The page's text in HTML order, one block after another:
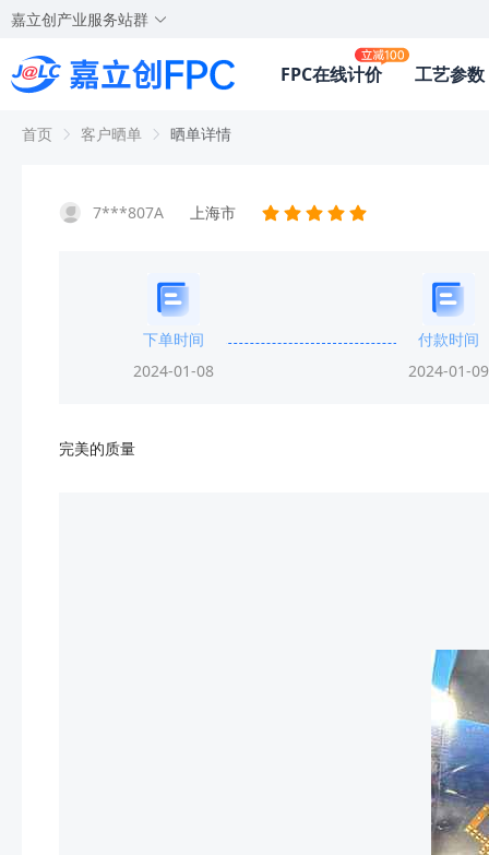
嘉立创产业服务站群
FPC在线计价 工艺参数
首页 客户晒单 晒单详情
7***807A 上海市
下单时间
2024-01-08
付款时间
2024-01-09
完美的质量